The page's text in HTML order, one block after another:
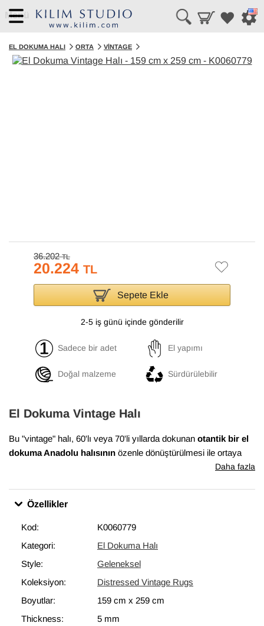
Menü
EL DOKUMA HALI ORTA VINTAGE
36.202TL
20.224 TL
Sepete Ekle
2-5 iş günü içinde gönderilir
Sadece bir adet El yapımı
Doğal malzeme Sürdürülebilir
El Dokuma Vintage Halı
Bu "vintage" halı, 60'lı veya 70'li yıllarda dokunan otantik bir el
dokuma Anadolu halısının özenle dönüştürülmesi ile ortaya
çıkmıştır. Bu dönüşüm süreci, Anadolu'nun birçok yöresinde
düşürmek için el makineleri ile traşlanan halıların gerekli
bakımları yapılarak satışa sunulur. Bu muhteşem dönüşüm,
ortaya çıkartır.
159 cm x 259 cm
ölçülerinde olan bu halı, pamuktan üzerine
yün ile dokunmuştur.
Daha fazla
Özellikler
Kod:
K0060779
Kategori:
El Dokuma Halı
Style:
Geleneksel
Koleksiyon:
Distressed Vintage Rugs
Boyutlar:
159 cm x 259 cm
Thickness:
5 mm